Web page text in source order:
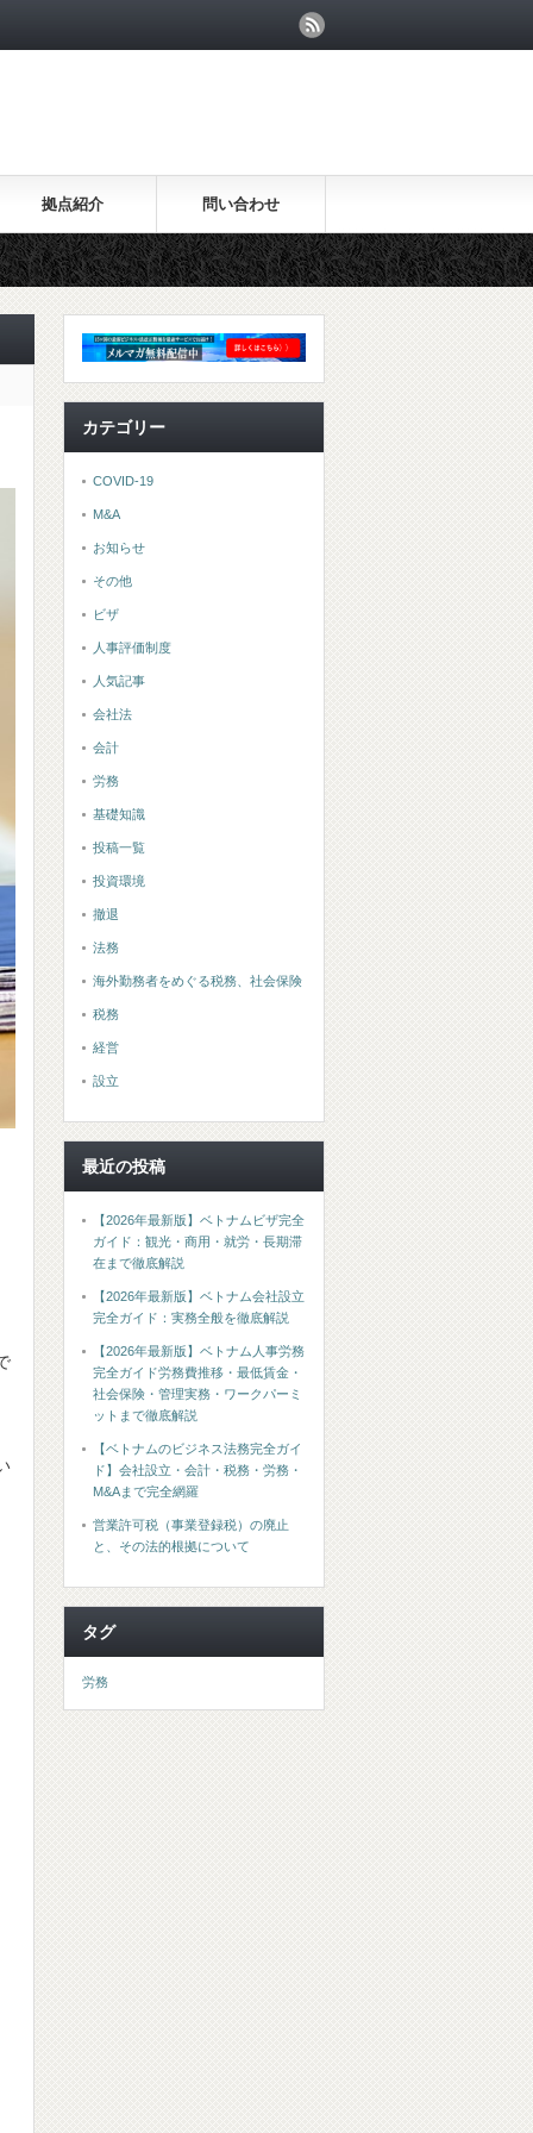
拠点紹介 問い合わせ
カテゴリー
COVID-19
M&A
お知らせ
その他
ビザ
人事評価制度
人気記事
会社法
会計
労務
基礎知識
投稿一覧
投資環境
撤退
法務
海外勤務者をめぐる税務、社会保険
税務
経営
設立
最近の投稿
【2026年最新版】ベトナムビザ完全
ガイド：観光・商用・就労・長期滞
在まで徹底解説
【2026年最新版】ベトナム会社設立
完全ガイド：実務全般を徹底解説
【2026年最新版】ベトナム人事労務
完全ガイド労務費推移・最低賃金・
社会保険・管理実務・ワークパーミ
ットまで徹底解説
【ベトナムのビジネス法務完全ガイ
ド】会社設立・会計・税務・労務・
M&Aまで完全網羅
営業許可税（事業登録税）の廃止
と、その法的根拠について
タグ
労務